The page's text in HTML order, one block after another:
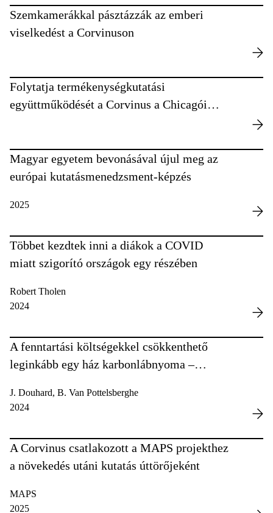
Szemkamerákkal pásztázzák az emberi
viselkedést a Corvinuson
Folytatja termékenységkutatási
együttműködését a Corvinus a Chicagói
Magyar egyetem bevonásával újul meg az
európai kutatásmenedzsment-képzés
2025
Többet kezdtek inni a diákok a COVID
miatt szigorító országok egy részében
Robert Tholen
2024
A fenntartási költségekkel csökkenthető
leginkább egy ház karbonlábnyoma –
J. Douhard, B. Van Pottelsberghe
2024
A Corvinus csatlakozott a MAPS projekthez
a növekedés utáni kutatás úttörőjeként
MAPS
2025